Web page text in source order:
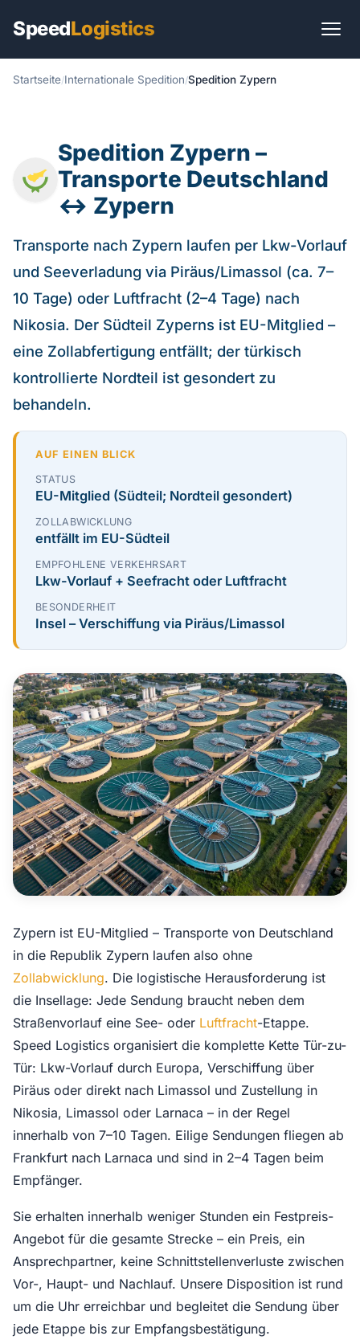
SpeedLogistics
Start
Transportlösungen
Branchen
Sendungen
International
Praxis
Kontakt
Startseite Internationale Spedition Spedition Zypern
Spedition Zypern –
Transporte Deutschland
↔ Zypern
Transporte nach Zypern laufen per Lkw-Vorlauf
und Seeverladung via Piräus/Limassol (ca. 7–
10 Tage) oder Luftfracht (2–4 Tage) nach
Nikosia. Der Südteil Zyperns ist EU-Mitglied –
eine Zollabfertigung entfällt; der türkisch
kontrollierte Nordteil ist gesondert zu
behandeln.
AUF EINEN BLICK
STATUS
EU-Mitglied (Südteil; Nordteil gesondert)
ZOLLABWICKLUNG
entfällt im EU-Südteil
EMPFOHLENE VERKEHRSART
Lkw-Vorlauf + Seefracht oder Luftfracht
BESONDERHEIT
Insel – Verschiffung via Piräus/Limassol
Zypern ist EU-Mitglied – Transporte von Deutschland
in die Republik Zypern laufen also ohne
Zollabwicklung. Die logistische Herausforderung ist
die Insellage: Jede Sendung braucht neben dem
Straßenvorlauf eine See- oder Luftfracht-Etappe.
Speed Logistics organisiert die komplette Kette Tür-zu-
Tür: Lkw-Vorlauf durch Europa, Verschiffung über
Piräus oder direkt nach Limassol und Zustellung in
Nikosia, Limassol oder Larnaca – in der Regel
innerhalb von 7–10 Tagen. Eilige Sendungen fliegen ab
Frankfurt nach Larnaca und sind in 2–4 Tagen beim
Empfänger.
Sie erhalten innerhalb weniger Stunden ein Festpreis-
Angebot für die gesamte Strecke – ein Preis, ein
Ansprechpartner, keine Schnittstellenverluste zwischen
Vor-, Haupt- und Nachlauf. Unsere Disposition ist rund
um die Uhr erreichbar und begleitet die Sendung über
jede Etappe bis zur Empfangsbestätigung.